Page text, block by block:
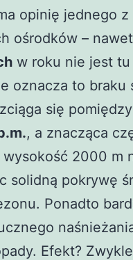
opinię jednego z
ośrodków – nawet
w roku nie jest tu
oznacza to braku
się pomiędzy
, a znacząca
2000 m
solidną pokrywę
Ponadto
Efekt? Zwykle